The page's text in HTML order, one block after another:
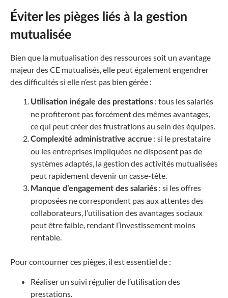
Éviter les pièges liés à la gestion
mutualisée
Bien que la mutualisation des ressources soit un avantage
majeur des CE mutualisés, elle peut également engendrer
des difficultés si elle n’est pas bien gérée :
Utilisation inégale des prestations : tous les salariés
ne profiteront pas forcément des mêmes avantages,
ce qui peut créer des frustrations au sein des équipes.
Complexité administrative accrue : si le prestataire
ou les entreprises impliquées ne disposent pas de
systèmes adaptés, la gestion des activités mutualisées
peut rapidement devenir un casse-tête.
Manque d’engagement des salariés : si les offres
proposées ne correspondent pas aux attentes des
collaborateurs, l’utilisation des avantages sociaux
peut être faible, rendant l’investissement moins
rentable.
Pour contourner ces pièges, il est essentiel de :
Réaliser un suivi régulier de l’utilisation des
prestations.